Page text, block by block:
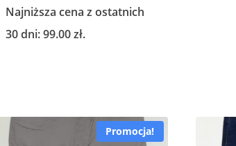
Najniższa cena z ostatnich
30 dni:99.00zł.
Promocja!